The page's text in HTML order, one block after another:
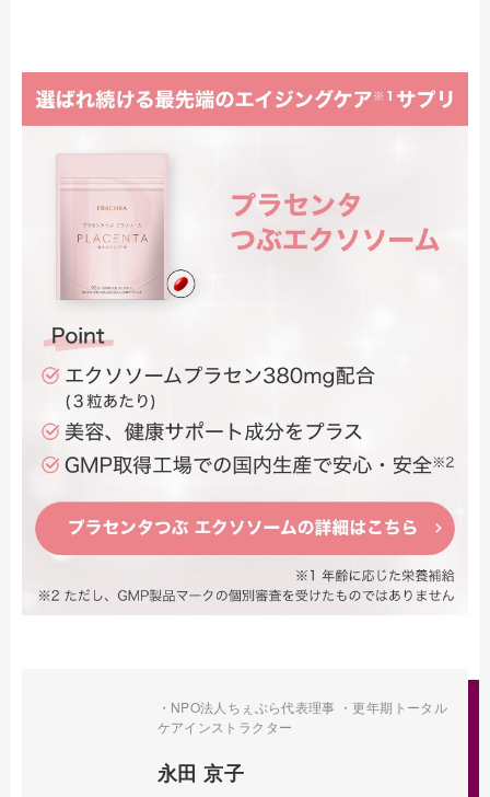
・NPO法人ちぇぶら代表理事 ・更年期トータル
ケアインストラクター
永田 京子